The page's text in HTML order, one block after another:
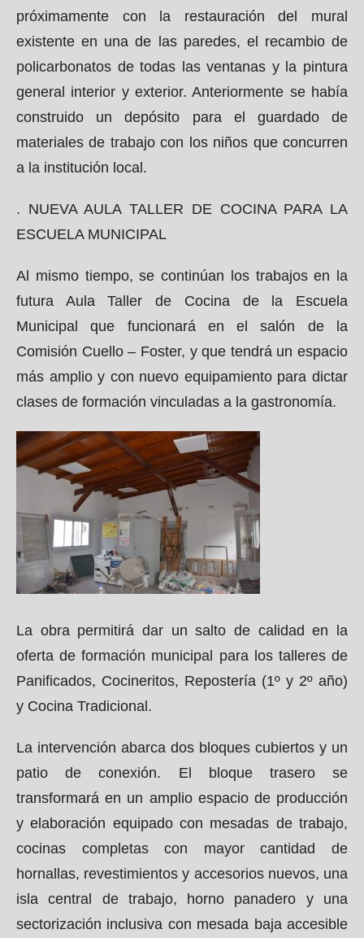
próximamente con la restauración del mural
existente en una de las paredes, el recambio de
policarbonatos de todas las ventanas y la pintura
general interior y exterior. Anteriormente se había
construido un depósito para el guardado de
materiales de trabajo con los niños que concurren
a la institución local.
. NUEVA AULA TALLER DE COCINA PARA LA
ESCUELA MUNICIPAL
Al mismo tiempo, se continúan los trabajos en la
futura Aula Taller de Cocina de la Escuela
Municipal que funcionará en el salón de la
Comisión Cuello – Foster, y que tendrá un espacio
más amplio y con nuevo equipamiento para dictar
clases de formación vinculadas a la gastronomía.
La obra permitirá dar un salto de calidad en la
oferta de formación municipal para los talleres de
Panificados, Cocineritos, Repostería (1º y 2º año)
y Cocina Tradicional.
La intervención abarca dos bloques cubiertos y un
patio de conexión. El bloque trasero se
transformará en un amplio espacio de producción
y elaboración equipado con mesadas de trabajo,
cocinas completas con mayor cantidad de
hornallas, revestimientos y accesorios nuevos, una
isla central de trabajo, horno panadero y una
sectorización inclusiva con mesada baja accesible